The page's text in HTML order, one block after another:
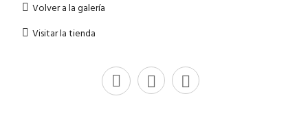
Volver a la galería
Visitar la tienda